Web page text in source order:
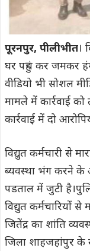
पूरनपुर, पीलीभीत।
घर पहुंच कर जमकर
वीडियो भी सोशल
मामले में कार्रवाई
कार्रवाई में दो
विद्युत कर्मचारी से
ब्यवस्था भंग करने के
पडताल में जुटी
विद्युत कर्मचारियों से
जितेंद्र का शांति
जिला शाहजहांपुर के